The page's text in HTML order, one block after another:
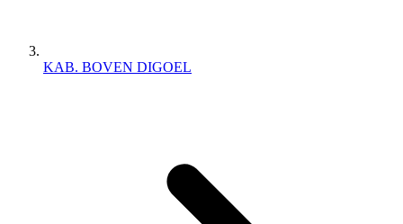
KAB. BOVEN DIGOEL